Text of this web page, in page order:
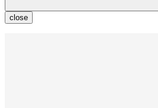
close